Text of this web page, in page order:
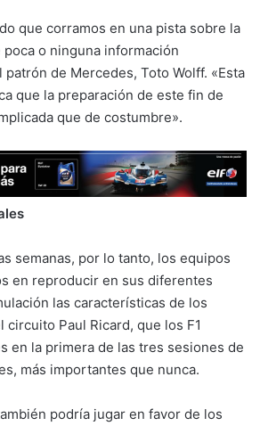
que corramos en una pista sobre la
o ninguna información
de Mercedes, Toto Wolff. «Esta
que la preparación de este fin de
que de costumbre».
semanas, por lo tanto, los equipos
en reproducir en sus diferentes
las características de los
Paul Ricard, que los F1
en la primera de las tres sesiones de
más importantes que nunca.
podría jugar en favor de los